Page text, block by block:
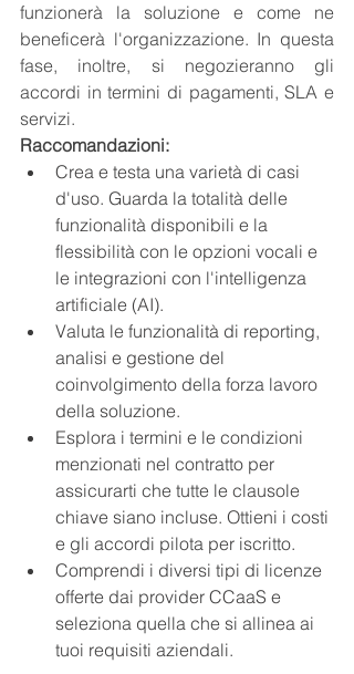
funzionerà la soluzione e come ne
beneficerà l'organizzazione. In questa
fase, inoltre, si negozieranno gli
accordi in termini di pagamenti, SLA e
servizi.
Raccomandazioni:
Crea e testa una varietà di casi
d'uso. Guarda la totalità delle
funzionalità disponibili e la
flessibilità con le opzioni vocali e
le integrazioni con l'intelligenza
artificiale (AI).
Valuta le funzionalità di reporting,
analisi e gestione del
coinvolgimento della forza lavoro
della soluzione.
Esplora i termini e le condizioni
menzionati nel contratto per
assicurarti che tutte le clausole
chiave siano incluse. Ottieni i costi
e gli accordi pilota per iscritto.
Comprendi i diversi tipi di licenze
offerte dai provider CCaaS e
seleziona quella che si allinea ai
tuoi requisiti aziendali.